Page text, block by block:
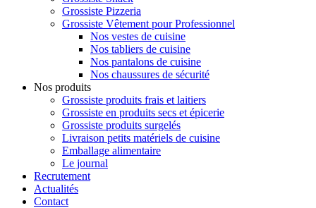
Grossiste Pizzeria
Grossiste Vêtement pour Professionnel
Nos vestes de cuisine
Nos tabliers de cuisine
Nos pantalons de cuisine
Nos chaussures de sécurité
Nos produits
Grossiste produits frais et laitiers
Grossiste en produits secs et épicerie
Grossiste produits surgelés
Livraison petits matériels de cuisine
Emballage alimentaire
Le journal
Recrutement
Actualités
Contact